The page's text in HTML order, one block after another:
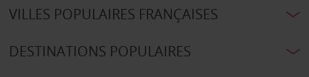
VILLES POPULAIRES FRANÇAISES
DESTINATIONS POPULAIRES